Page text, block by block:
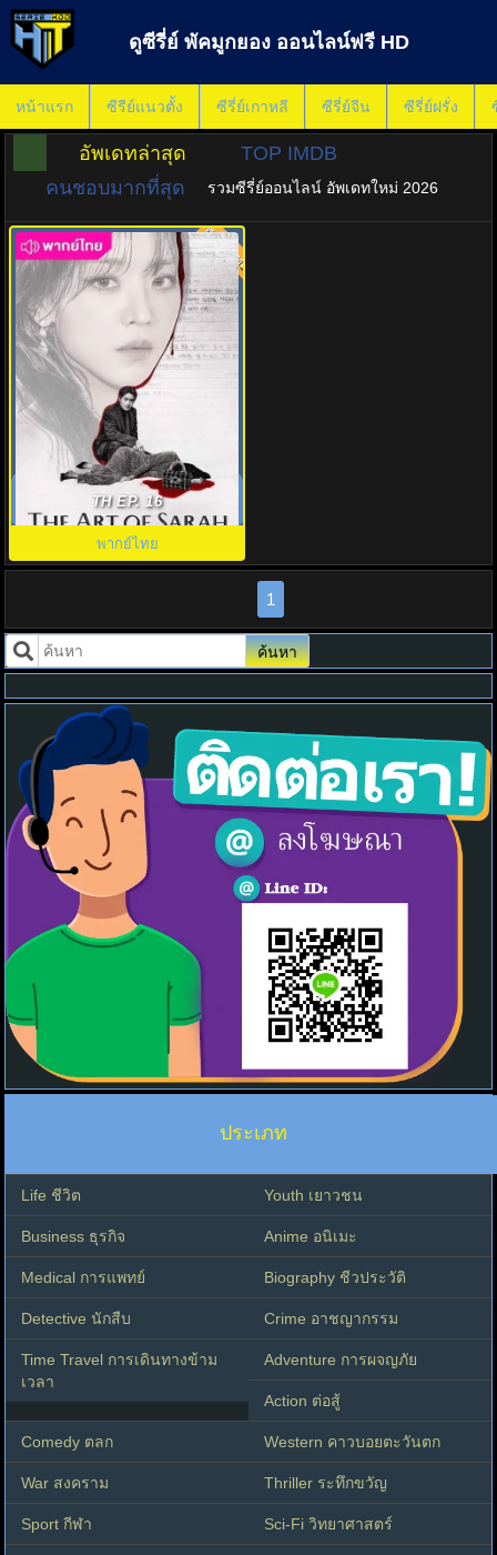
ดูซีรี่ย์ พัคมูกยอง ออนไลน์ฟรี HD
หน้าแรก ซีรีย์แนวตั้ง ซีรี่ย์เกาหลี ซีรี่ย์จีน ซีรี่ย์ฝรั่ง
อัพเดทล่าสุด
TOP IMDB
คนชอบมากที่สุด
รวมซีรี่ย์ออนไลน์ อัพเดทใหม่ 2026
ซาราห์ เริ่ดลวงโลก (2026) The
Art of Sarah พากย์ไทย EP.1-8
8.0 พากย์ไทย
TH EP. 16
พากย์ไทย
1
ค้นหา
ประเภท
Life ชีวิต Youth เยาวชน
Business ธุรกิจ Anime อนิเมะ
Medical การแพทย์ Biography ชีวประวัติ
Detective นักสืบ Crime อาชญากรรม
Time Travel การเดินทางข้าม
เวลา
Adventure การผจญภัย
Action ต่อสู้
Comedy ตลก Western คาวบอยตะวันตก
War สงคราม Thriller ระทึกขวัญ
Sport กีฬา Sci-Fi วิทยาศาสตร์